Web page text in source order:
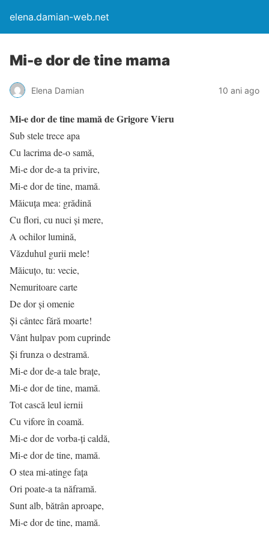
elena.damian-web.net
Mi-e dor de tine mama
Elena Damian 10 ani ago
Mi-e dor de tine mamă de Grigore Vieru
Sub stele trece apa
Cu lacrima de-o samă,
Mi-e dor de-a ta privire,
Mi-e dor de tine, mamă.
Măicuţa mea: grădină
Cu flori, cu nuci şi mere,
A ochilor lumină,
Văzduhul gurii mele!
Măicuţo, tu: vecie,
Nemuritoare carte
De dor şi omenie
Şi cântec fără moarte!
Vânt hulpav pom cuprinde
Şi frunza o destramă.
Mi-e dor de-a tale braţe,
Mi-e dor de tine, mamă.
Tot cască leul iernii
Cu vifore în coamă.
Mi-e dor de vorba-ţi caldă,
Mi-e dor de tine, mamă.
O stea mi-atinge faţa
Ori poate-a ta năframă.
Sunt alb, bătrân aproape,
Mi-e dor de tine, mamă.